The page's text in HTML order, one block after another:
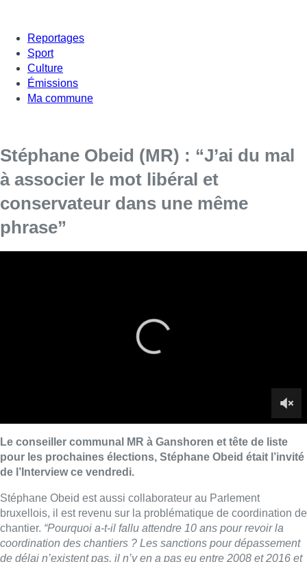
Reportages
Sport
Culture
Émissions
Ma commune
Stéphane Obeid (MR) : “J’ai du mal
à associer le mot libéral et
conservateur dans une même
phrase”
bruxellois, il est revenu sur la problématique de coordination de
“Pourquoi a-t-il fallu attendre 10 ans pour revoir la
Stéphane Obeid, qui brigue la place de bourgmestre aux
MR il se plaçait.“J’ai du mal à associer le mot libéral et
conservateur dans une même phrase”. Quant à la politique
migratoire, il répète l’adage du MR, une politique ferme mais
humaine.
►Retrouvez l’entièreté de l’Interview de Stéphane Obeid ici
►Retrouvez l’Interview du lundi au vendredi à 12h45